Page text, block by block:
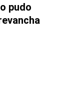
pudo